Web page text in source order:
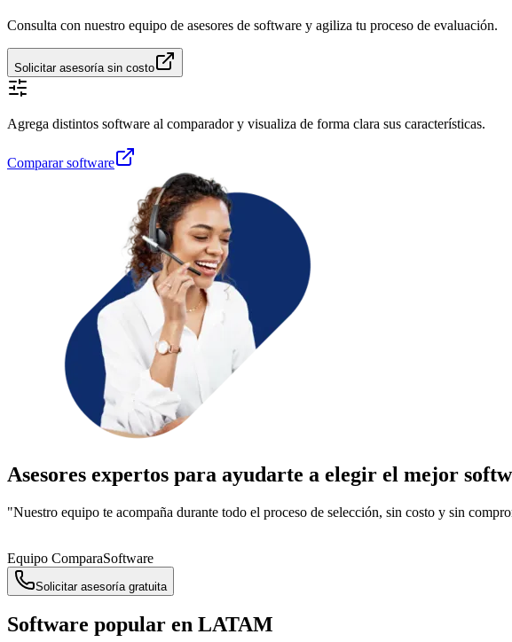
Consulta con nuestro equipo de asesores de software y agiliza tu proceso de evaluación.
Solicitar asesoría sin costo
Agrega distintos software al comparador y visualiza de forma clara sus características.
Comparar software
Asesores expertos para ayudarte a elegir el mejor
"Nuestro equipo te acompaña durante todo el proceso de selección, sin costo y sin
Equipo ComparaSoftware
Solicitar asesoría gratuita
Software popular en LATAM